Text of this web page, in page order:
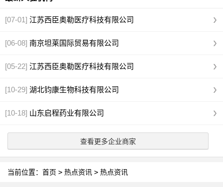
[07-01] 江苏西臣奥勒医疗科技有限公司
[06-08] 南京坦莱国际贸易有限公司
[05-22] 江苏西臣奥勒医疗科技有限公司
[10-29] 湖北钧康生物科技有限公司
[10-18] 山东启程药业有限公司
查看更多企业商家
当前位置： 首页 > 热点资讯 > 热点资讯